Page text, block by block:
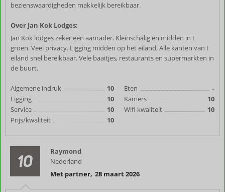
bezienswaardigheden makkelijk bereikbaar.
Over Jan Kok Lodges:
Jan Kok lodges zeker een aanrader. Kleinschalig en midden in t
groen. Veel privacy. Ligging midden op het eiland. Alle kanten van t
eiland snel bereikbaar. Vele baaitjes, restaurants en supermarkten in
de buurt.
Algemene indruk
10
Ligging
10
Service
10
Prijs/kwaliteit
10
Eten
-
Kamers
10
Wifi kwaliteit
10
10
Raymond
Nederland
Met partner, 28 maart 2026